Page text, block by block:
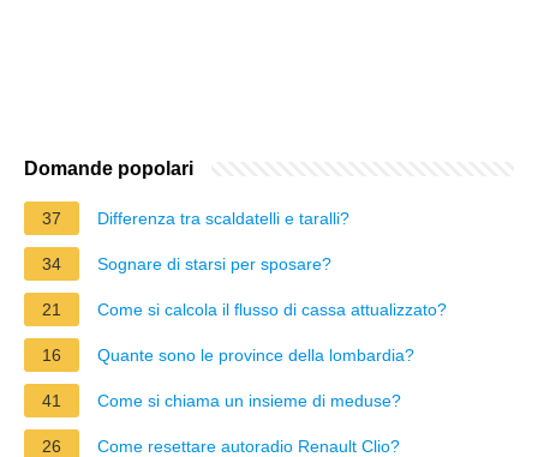
Domande popolari
37 Differenza tra scaldatelli e taralli?
34 Sognare di starsi per sposare?
21 Come si calcola il flusso di cassa attualizzato?
16 Quante sono le province della lombardia?
41 Come si chiama un insieme di meduse?
26 Come resettare autoradio Renault Clio?